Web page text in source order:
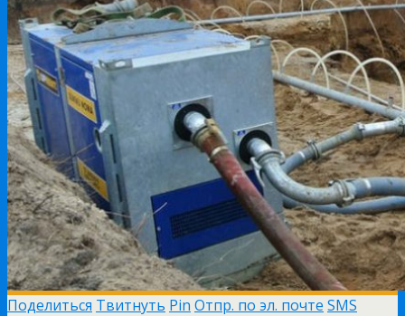
Поделиться Твитнуть Pin Отпр. по эл. почте SMS